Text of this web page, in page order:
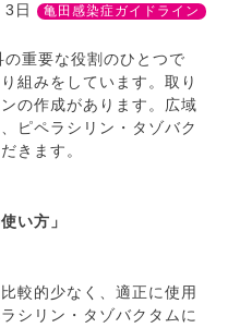
日 亀田感染症ガイドライン
重要な役割のひとつで
組みをしています。取り
の作成があります。広域
ピペラシリン・タゾバク
きます。
い方」
較的少なく、適正に使用
シリン・タゾバクタムに